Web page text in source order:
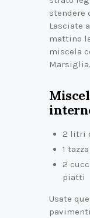
stendere
Lasciate
mattino
miscela
Marsiglia.
2 litri
1
2
piatti
Usate